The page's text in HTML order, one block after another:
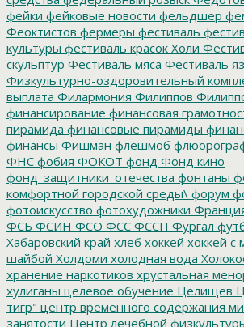
фейки фейковые новости фельдшер
Феоктистов фермеры фестиваль
культуры фестиваль красок Холи
скульптур Фестиваль мяса Фестиваль
Физкультурно-оздоровительный
выплата Филармония Филиппов
финансирование финансовая
пирамида финансовые пирамиды
финансы Фишман флешмоб
ФНС фобия ФОКОТ фонд Фонд кино
фонд_защитники_отечества фонтаны
комфортной городской среды\ форум
фотоискусство фотохудожники
ФСБ ФСИН ФСО ФСС ФССП Фургал
Хабаровский край хлеб хоккей хоккей с
шайбой Холдоми холодная вода
хранение наркотиков хрустальная
хулиганы целевое обучение Целищев
тигр" центр временного содержания
занятости Центр лечебной